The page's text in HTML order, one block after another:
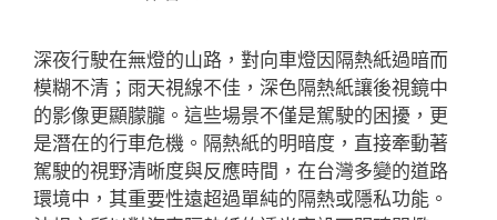
深夜行駛在無燈的山路，對向車燈因隔熱紙過暗而
模糊不清；雨天視線不佳，深色隔熱紙讓後視鏡中
的影像更顯朦朧。這些場景不僅是駕駛的困擾，更
是潛在的行車危機。隔熱紙的明暗度，直接牽動著
駕駛的視野清晰度與反應時間，在台灣多變的道路
環境中，其重要性遠超過單純的隔熱或隱私功能。